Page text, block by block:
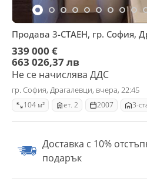
Продава 3-СТАЕН, гр. София,
339 000 €
663 026,37 лв
Не се начислява ДДС
гр. София, Драгалевци, вчера, 22:45
104 м² ет. 2 2007 3-
Доставка с 10%
подарък